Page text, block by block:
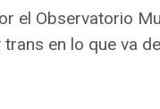
el Observatorio
en lo que va